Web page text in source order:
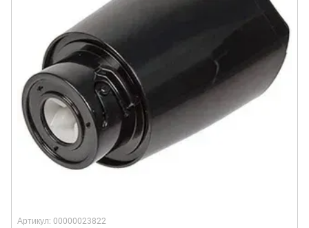
Артикул: 00000023822